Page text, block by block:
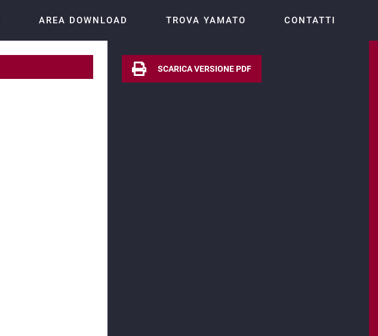
AREA DOWNLOAD TROVA YAMATO CONTATTI
SCARICA VERSIONE PDF